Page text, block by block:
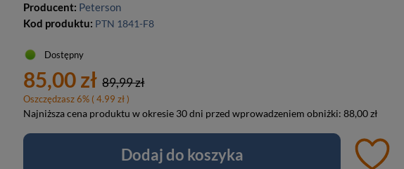
Producent: Peterson
Kod produktu: PTN 1841-F8
Dostępny
85,00 zł 89,99 zł
Oszczędzasz6% ( 4.99 zł )
Najniższa cena produktu w okresie 30 dni przed wprowadzeniem obniżki:88,00 zł
Dodaj do koszyka